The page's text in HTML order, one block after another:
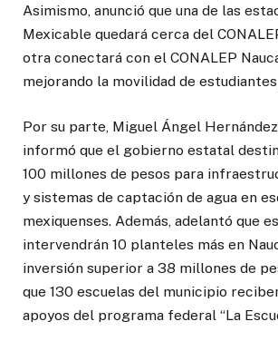
Asimismo, anunció que una de las
Mexicable quedará cerca del
otra conectará con el CONALEP
mejorando la movilidad de
Por su parte, Miguel Ángel
informó que el gobierno estatal
100 millones de pesos para
y sistemas de captación de agua en
mexiquenses. Además, adelantó que
intervendrán 10 planteles más en
inversión superior a 38 millones de
que 130 escuelas del municipio
apoyos del programa federal “La